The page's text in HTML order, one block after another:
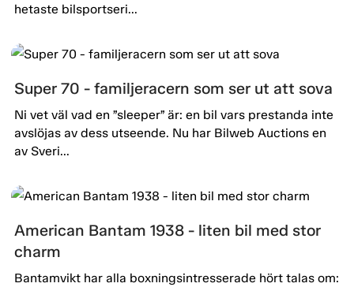
hetaste bilsportseri...
Super 70 - familjeracern som ser ut att sova
Ni vet väl vad en ”sleeper” är: en bil vars prestanda inte
avslöjas av dess utseende. Nu har Bilweb Auctions en
av Sveri...
American Bantam 1938 - liten bil med stor
charm
Bantamvikt har alla boxningsintresserade hört talas om: